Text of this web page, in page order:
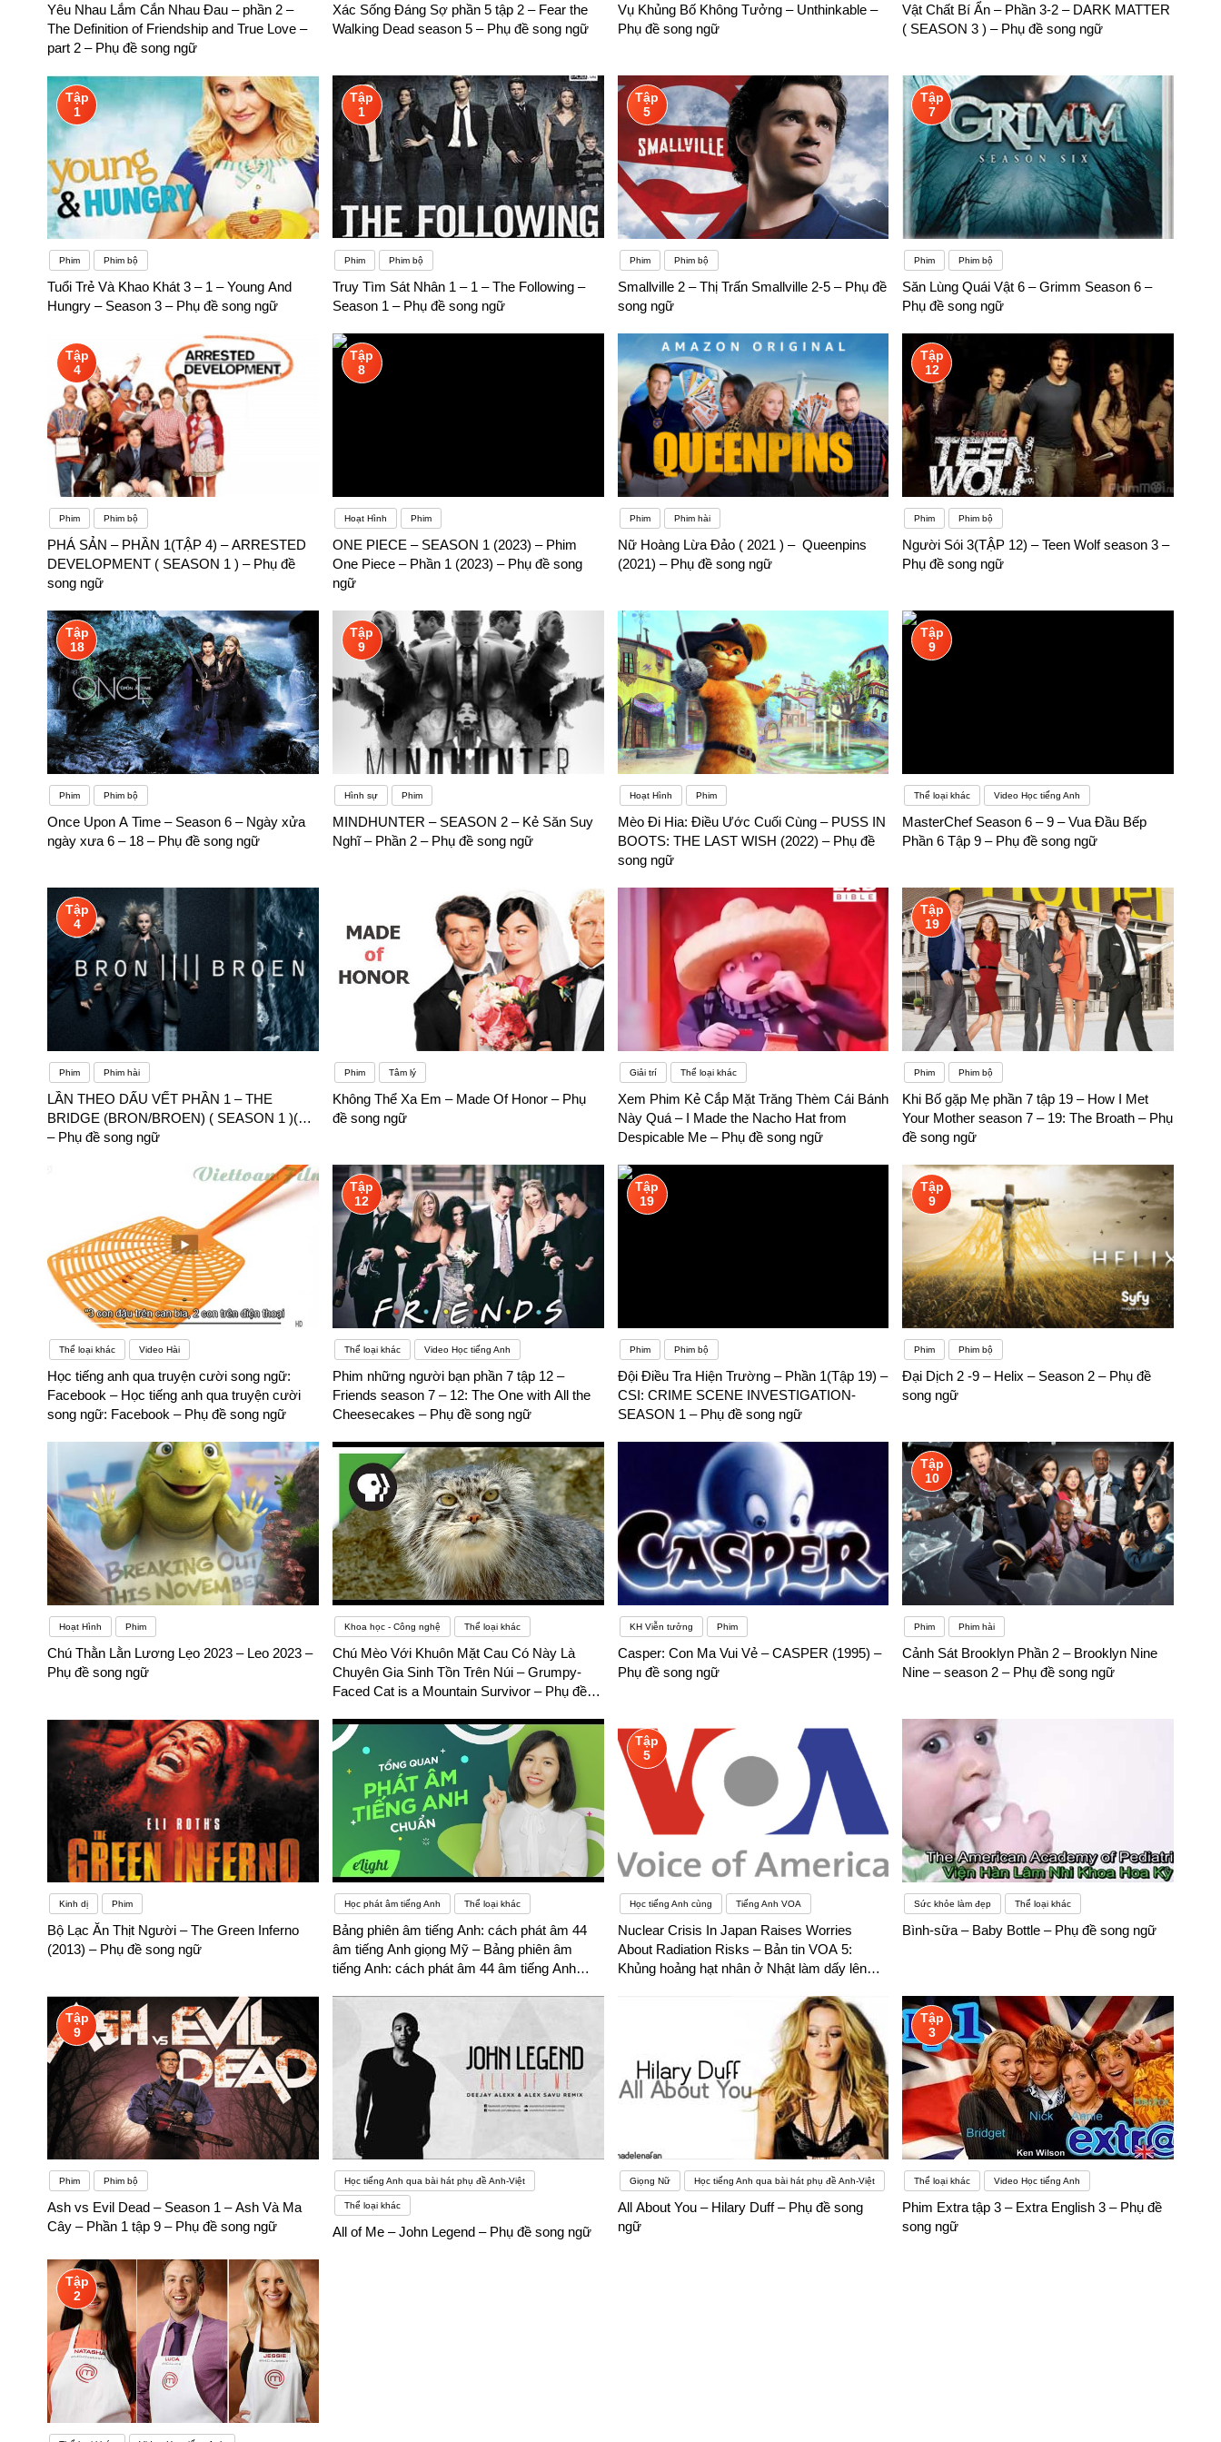
Yêu Nhau Lắm Cắn Nhau Đau – phần 2 –
The Definition of Friendship and True Love –
part 2 – Phụ đề song ngữ
Xác Sống Đáng Sợ phần 5 tập 2 – Fear the
Walking Dead season 5 – Phụ đề song ngữ
Vụ Khủng Bố Không Tưởng – Unthinkable –
Phụ đề song ngữ
Vật Chất Bí Ẩn – Phần 3-2 – DARK MATTER
( SEASON 3 ) – Phụ đề song ngữ
Tập
1
Phim Phim bộ
Tuổi Trẻ Và Khao Khát 3 – 1 – Young And
Hungry – Season 3 – Phụ đề song ngữ
Tập
1
Phim Phim bộ
Truy Tìm Sát Nhân 1 – 1 – The Following –
Season 1 – Phụ đề song ngữ
Tập
5
Phim Phim bộ
Smallville 2 – Thị Trấn Smallville 2-5 – Phụ đề
song ngữ
Tập
7
Phim Phim bộ
Săn Lùng Quái Vật 6 – Grimm Season 6 –
Phụ đề song ngữ
Tập
4
Phim Phim bộ
PHÁ SẢN – PHẦN 1(TẬP 4) – ARRESTED
DEVELOPMENT ( SEASON 1 ) – Phụ đề
song ngữ
Tập
8
Hoạt Hình Phim
ONE PIECE – SEASON 1 (2023) – Phim
One Piece – Phần 1 (2023) – Phụ đề song
ngữ
Phim Phim hài
Nữ Hoàng Lừa Đảo ( 2021 ) – Queenpins
(2021) – Phụ đề song ngữ
Tập
12
Phim Phim bộ
Người Sói 3(TẬP 12) – Teen Wolf season 3 –
Phụ đề song ngữ
Tập
18
Phim Phim bộ
Once Upon A Time – Season 6 – Ngày xửa
ngày xưa 6 – 18 – Phụ đề song ngữ
Tập
9
Hình sự Phim
MINDHUNTER – SEASON 2 – Kẻ Săn Suy
Nghĩ – Phần 2 – Phụ đề song ngữ
Hoạt Hình Phim
Mèo Đi Hia: Điều Ước Cuối Cùng – PUSS IN
BOOTS: THE LAST WISH (2022) – Phụ đề
song ngữ
Tập
9
Thể loại khác Video Học tiếng Anh
MasterChef Season 6 – 9 – Vua Đầu Bếp
Phần 6 Tập 9 – Phụ đề song ngữ
Tập
4
Phim Phim hài
LẦN THEO DẤU VẾT PHẦN 1 – THE
BRIDGE (BRON/BROEN) ( SEASON 1 )(…
– Phụ đề song ngữ
Phim Tâm lý
Không Thể Xa Em – Made Of Honor – Phụ
đề song ngữ
Giải trí Thể loại khác
Xem Phim Kẻ Cắp Mặt Trăng Thèm Cái Bánh
Này Quá – I Made the Nacho Hat from
Despicable Me – Phụ đề song ngữ
Tập
19
Phim Phim bộ
Khi Bố gặp Mẹ phần 7 tập 19 – How I Met
Your Mother season 7 – 19: The Broath – Phụ
đề song ngữ
Thể loại khác Video Hài
Học tiếng anh qua truyện cười song ngữ:
Facebook – Học tiếng anh qua truyện cười
song ngữ: Facebook – Phụ đề song ngữ
Tập
12
Thể loại khác Video Học tiếng Anh
Phim những người bạn phần 7 tập 12 –
Friends season 7 – 12: The One with All the
Cheesecakes – Phụ đề song ngữ
Tập
19
Phim Phim bộ
Đội Điều Tra Hiện Trường – Phần 1(Tập 19) –
CSI: CRIME SCENE INVESTIGATION-
SEASON 1 – Phụ đề song ngữ
Tập
9
Phim Phim bộ
Đại Dịch 2 -9 – Helix – Season 2 – Phụ đề
song ngữ
Hoạt Hình Phim
Chú Thằn Lằn Lương Lẹo 2023 – Leo 2023 –
Phụ đề song ngữ
Khoa học - Công nghệ Thể loại khác
Chú Mèo Với Khuôn Mặt Cau Có Này Là
Chuyên Gia Sinh Tồn Trên Núi – Grumpy-
Faced Cat is a Mountain Survivor – Phụ đề
KH Viễn tưởng Phim
Casper: Con Ma Vui Vẻ – CASPER (1995) –
Phụ đề song ngữ
Tập
10
Phim Phim hài
Cảnh Sát Brooklyn Phần 2 – Brooklyn Nine
Nine – season 2 – Phụ đề song ngữ
Kinh dị Phim
Bộ Lạc Ăn Thịt Người – The Green Inferno
(2013) – Phụ đề song ngữ
Học phát âm tiếng Anh Thể loại khác
Bảng phiên âm tiếng Anh: cách phát âm 44
âm tiếng Anh giọng Mỹ – Bảng phiên âm
tiếng Anh: cách phát âm 44 âm tiếng Anh
Tập
5
Học tiếng Anh cùng Tiếng Anh VOA
Nuclear Crisis In Japan Raises Worries
About Radiation Risks – Bản tin VOA 5:
Khủng hoảng hạt nhân ở Nhật làm dấy lên
Sức khỏe làm đẹp Thể loại khác
Bình-sữa – Baby Bottle – Phụ đề song ngữ
Tập
9
Phim Phim bộ
Ash vs Evil Dead – Season 1 – Ash Và Ma
Cây – Phần 1 tập 9 – Phụ đề song ngữ
Học tiếng Anh qua bài hát phụ đề Anh-Việt
Thể loại khác
All of Me – John Legend – Phụ đề song ngữ
Giọng Nữ Học tiếng Anh qua bài hát phụ đề Anh-Việt
All About You – Hilary Duff – Phụ đề song
ngữ
Tập
3
Thể loại khác Video Học tiếng Anh
Phim Extra tập 3 – Extra English 3 – Phụ đề
song ngữ
Tập
2